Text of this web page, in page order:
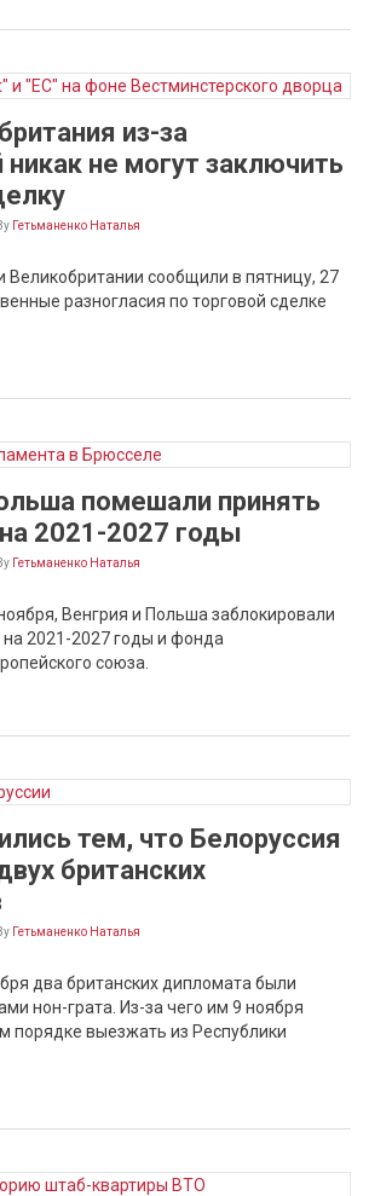
из-за
никак не могут заключить
Гетьманенко Наталья
Великобритании сообщили в пятницу, 27
разногласия по торговой сделке
помешали принять
2021-2027 годы
Гетьманенко Наталья
Венгрия и Польша заблокировали
2021-2027 годы и фонда
союза.
тем, что Белоруссия
британских
Гетьманенко Наталья
два британских дипломата были
нон-грата. Из-за чего им 9 ноября
порядке выезжать из Республики